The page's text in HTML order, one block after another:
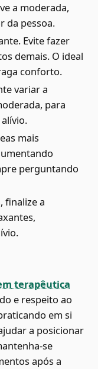
a moderada,
da pessoa.
Evite fazer
demais. O ideal
conforto.
variar a
para
mais
perguntando
finalize a
terapêutica
e respeito ao
em si
a posicionar
se
após a